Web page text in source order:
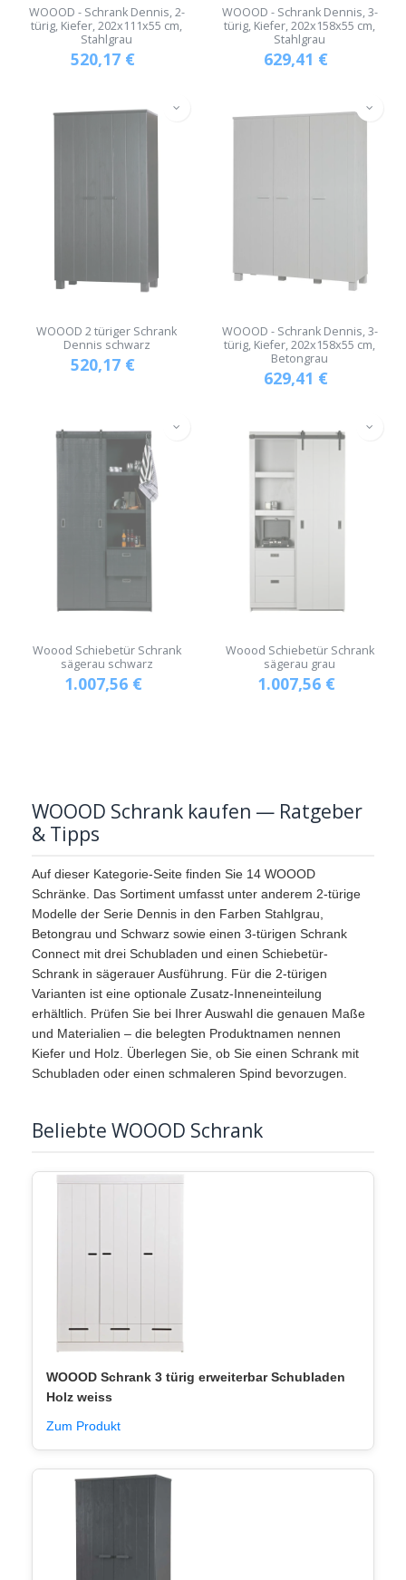
WOOOD - Schrank Dennis, 2-
türig, Kiefer, 202x111x55 cm,
Stahlgrau
520,17 €
WOOOD - Schrank Dennis, 3-
türig, Kiefer, 202x158x55 cm,
Stahlgrau
629,41 €
WOOOD 2 türiger Schrank
Dennis schwarz
520,17 €
WOOOD - Schrank Dennis, 3-
türig, Kiefer, 202x158x55 cm,
Betongrau
629,41 €
Woood Schiebetür Schrank
sägerau schwarz
1.007,56€
Woood Schiebetür Schrank
sägerau grau
1.007,56€
WOOOD Schrank kaufen — Ratgeber
& Tipps
Auf dieser Kategorie-Seite finden Sie 14 WOOOD
Schränke. Das Sortiment umfasst unter anderem 2-türige
Modelle der Serie Dennis in den Farben Stahlgrau,
Betongrau und Schwarz sowie einen 3-türigen Schrank
Connect mit drei Schubladen und einen Schiebetür-
Schrank in sägerauer Ausführung. Für die 2-türigen
Varianten ist eine optionale Zusatz-Inneneinteilung
erhältlich. Prüfen Sie bei Ihrer Auswahl die genauen Maße
und Materialien – die belegten Produktnamen nennen
Kiefer und Holz. Überlegen Sie, ob Sie einen Schrank mit
Schubladen oder einen schmaleren Spind bevorzugen.
Beliebte WOOOD Schrank
WOOOD Schrank 3 türig erweiterbar Schubladen
Holz weiss
Zum Produkt